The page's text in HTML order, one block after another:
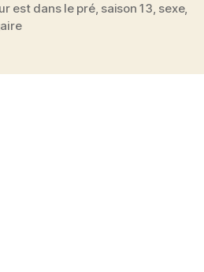
est dans le pré, saison 13, sexe,